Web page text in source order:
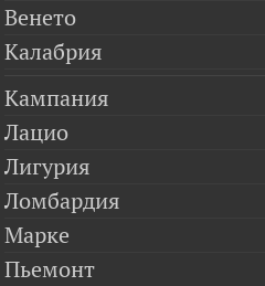
Венето
Калабрия
Кампания
Лацио
Лигурия
Ломбардия
Марке
Пьемонт